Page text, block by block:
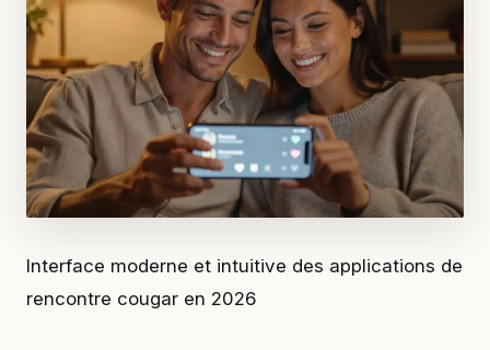
Interface moderne et intuitive des applications de
rencontre cougar en 2026